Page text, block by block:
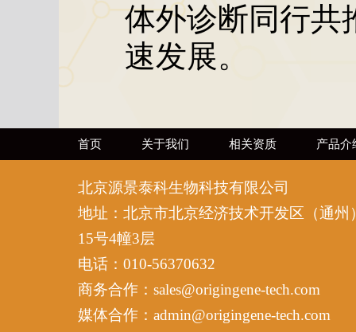
体外诊断同行共
速发展。
首页 关于我们 相关资质 产品介
北京源景泰科生物科技有限公司
地址：北京市北京经济技术开发区（通州
15号4幢3层
电话：010-56370632
商务合作：sales@origingene-tech.com
媒体合作：admin@origingene-tech.com